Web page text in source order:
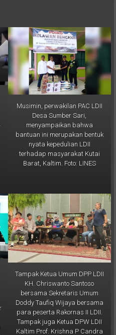
Musimin, perwakilan PAC LDII
Desa Sumber Sari,
menyampaikan bahwa
bantuan ini merupakan bentuk
nyata kepedulian LDII
terhadap masyarakat Kutai
Barat, Kaltim. Foto: LINES
Tampak Ketua Umum DPP LDII
KH. Chriswanto Santoso
bersama Sekretaris Umum
Doddy Taufiq Wijaya bersama
para peserta Rakornas II LDII.
Tampak juga Ketua DPW LDII
Kaltim Prof. Krishna P Candra
(paling kanan). Foto: LINES